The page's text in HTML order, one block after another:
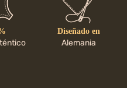
Diseñado en
Alemania